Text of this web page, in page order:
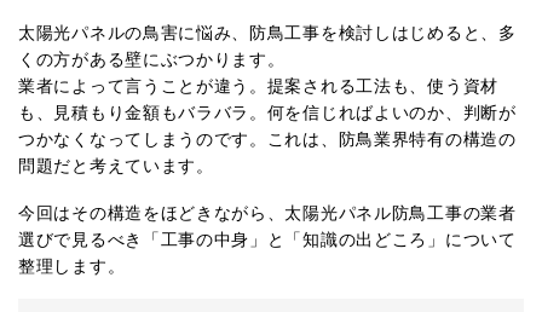
ハトワイヤー
設置場所に適した製品を探す
製品比較チャート
その他の製品
お問い合わせ
078-907-1100
受付：平日9:00～17:00
太陽光パネルの鳥害に悩み、防鳥工事を検討しはじめると、多
くの方がある壁にぶつかります。
業者によって言うことが違う。提案される工法も、使う資材
も、見積もり金額もバラバラ。何を信じればよいのか、判断が
つかなくなってしまうのです。これは、防鳥業界特有の構造の
問題だと考えています。
今回はその構造をほどきながら、太陽光パネル防鳥工事の業者
選びで見るべき「工事の中身」と「知識の出どころ」について
整理します。